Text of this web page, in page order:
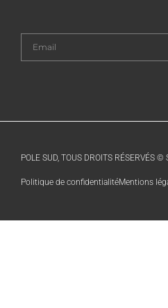
POLE SUD, TOUS DROITS RÉSERVÉS
Politique de confidentialitéMentions